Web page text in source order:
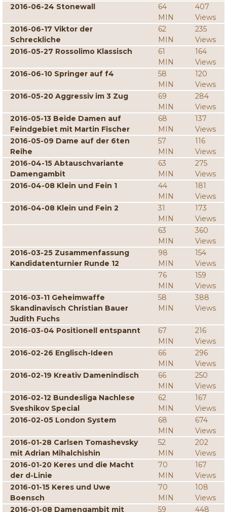
2016-06-24 Stonewall
64
MIN
407
Views
2016-06-17 Viktor der
Schreckliche
62
MIN
235
Views
2016-05-27 Rossolimo Klassisch
61
MIN
164
Views
2016-06-10 Springer auf f4
58
MIN
120
Views
2016-05-20 Aggressiv im 3 Zug
69
MIN
284
Views
2016-05-13 Beide Damen auf
Feindgebiet mit Martin Fischer
68
MIN
137
Views
2016-05-09 Dame auf der 6ten
Reihe
57
MIN
116
Views
2016-04-15 Abtauschvariante
Damengambit
63
MIN
275
Views
2016-04-08 Klein und Fein 1
44
MIN
181
Views
2016-04-08 Klein und Fein 2
31
MIN
173
Views
63
MIN
360
Views
2016-03-25 Zusammenfassung
Kandidatenturnier Runde 12
98
MIN
154
Views
76
MIN
159
Views
2016-03-11 Geheimwaffe
Skandinavisch Christian Bauer
Judith Fuchs
58
MIN
388
Views
2016-03-04 Positionell entspannt
67
MIN
216
Views
2016-02-26 Englisch-Ideen
66
MIN
296
Views
2016-02-19 Kreativ Damenindisch
66
MIN
250
Views
2016-02-12 Bundesliga Nachlese
Sveshikov Special
62
MIN
167
Views
2016-02-05 London System
68
MIN
674
Views
2016-01-28 Carlsen Tomashevsky
mit Adrian Mihalchishin
52
MIN
202
Views
2016-01-20 Keres und die Macht
der d-Linie
70
MIN
167
Views
2016-01-15 Keres und Uwe
Boensch
70
MIN
108
Views
2016-01-08 Damengambit mit
59 448